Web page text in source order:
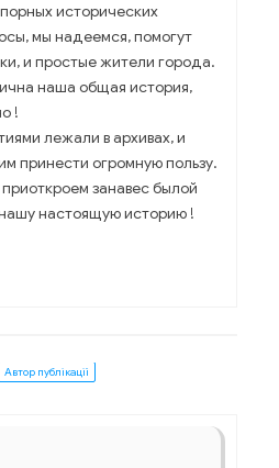
исторических
мы надеемся, помогут
и простые жители города.
наша общая история,
!
лежали в архивах, и
принести огромную пользу.
занавес былой
настоящую историю !
Автор публікації